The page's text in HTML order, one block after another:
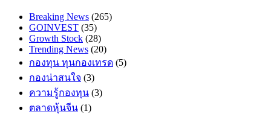
Breaking News (265)
GOINVEST (35)
Growth Stock (28)
Trending News (20)
กองทุน ทุนกองเทรด (5)
กองน่าสนใจ (3)
ความรู้กองทุน (3)
ตลาดหุ้นจีน (1)